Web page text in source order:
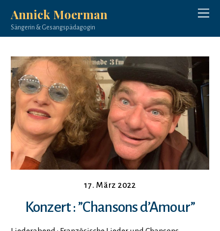
Annick Moerman
Sängerin & Gesangspädagogin
17. März 2022
Konzert : ”Chansons d’Amour”